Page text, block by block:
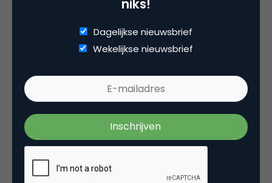
Derhalve
keuze. Het ziet er niet alleen beter uit, ik denk
dat de support van Drupal alleen maar beter
zal worden als een bedrijf als Ilse het initiatief
als volwaardig erkent…
niks!
Dagelijkse nieuwsbrief
Wekelijkse nieuwsbrief